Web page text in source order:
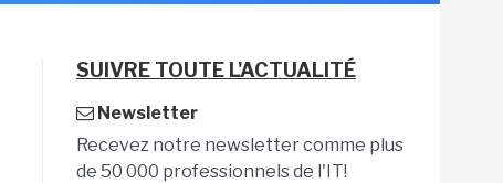
SUIVRE TOUTE L'ACTUALITÉ
Newsletter
Recevez notre newsletter comme plus
de 50 000 professionnels de l'IT!